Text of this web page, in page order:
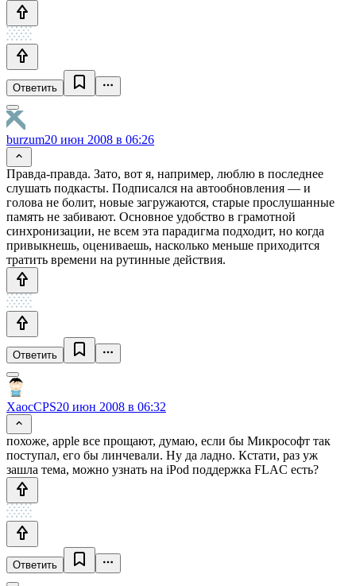
Ответить
burzum20 июн 2008 в 06:26
Правда-правда. Зато, вот я, например, люблю в последнее
слушать подкасты. Подписался на автообновления — и
голова не болит, новые загружаются, старые прослушанные
память не забивают. Основное удобство в грамотной
синхронизации, не всем эта парадигма подходит, но когда
привыкнешь, оцениваешь, насколько меньше приходится
тратить времени на рутинные действия.
Ответить
XaocCPS20 июн 2008 в 06:32
похоже, apple все прощают, думаю, если бы Микрософт так
поступал, его бы линчевали. Ну да ладно. Кстати, раз уж
зашла тема, можно узнать на iPod поддержка FLAC есть?
Ответить